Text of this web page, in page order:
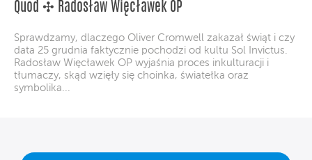
Quod ✣ Radosław Więcławek OP
Sprawdzamy, dlaczego Oliver Cromwell zakazał świąt i czy
data 25 grudnia faktycznie pochodzi od kultu Sol Invictus.
Radosław Więcławek OP wyjaśnia proces inkulturacji i
tłumaczy, skąd wzięły się choinka, światełka oraz
symbolika...